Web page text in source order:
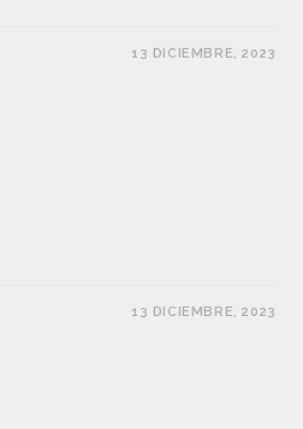
13 DICIEMBRE, 2023
13 DICIEMBRE, 2023